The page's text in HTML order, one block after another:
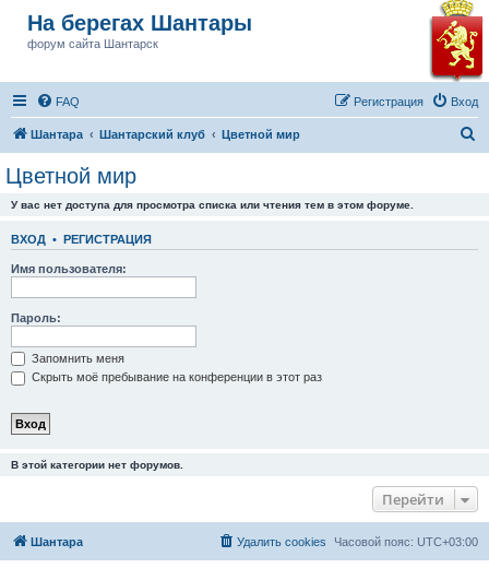
На берегах Шантары
форум сайта Шантарск
FAQ Вход
Регистрация
Шантара Шантарский клуб Цветной мир
Цветной мир
У вас нет доступа для просмотра списка или чтения тем в этом форуме.
ВХОД • РЕГИСТРАЦИЯ
Имя пользователя:
Пароль:
Запомнить меня
Скрыть моё пребывание на конференции в этот раз
В этой категории нет форумов.
Перейти
Шантара Часовой пояс: UTC+03:00
Удалить cookies